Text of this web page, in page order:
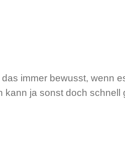
immer bewusst, wenn
kann ja sonst doch